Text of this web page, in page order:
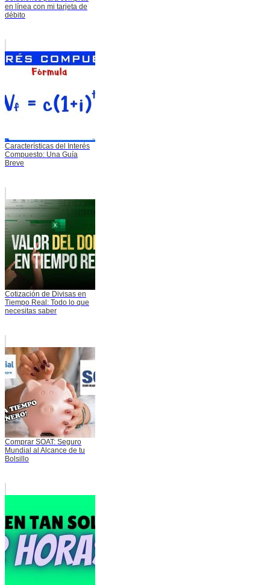
en línea con mi tarjeta de
débito
Características del Interés
Compuesto: Una Guía
Breve
Cotización de Divisas en
Tiempo Real: Todo lo que
necesitas saber
Comprar SOAT: Seguro
Mundial al Alcance de tu
Bolsillo